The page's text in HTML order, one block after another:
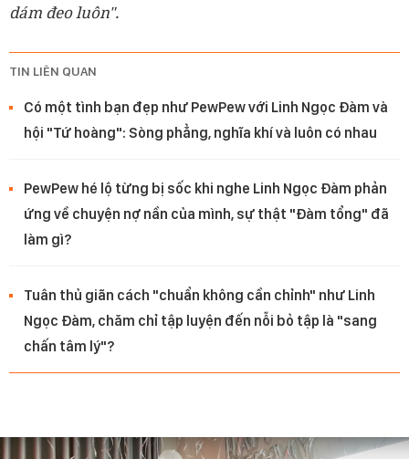
dám đeo luôn".
TIN LIÊN QUAN
Có một tình bạn đẹp như PewPew với Linh Ngọc Đàm và
hội "Tứ hoàng": Sòng phẳng, nghĩa khí và luôn có nhau
PewPew hé lộ từng bị sốc khi nghe Linh Ngọc Đàm phản
ứng về chuyện nợ nần của mình, sự thật "Đàm tổng" đã
làm gì?
Tuân thủ giãn cách "chuẩn không cần chỉnh" như Linh
Ngọc Đàm, chăm chỉ tập luyện đến nỗi bỏ tập là "sang
chấn tâm lý"?